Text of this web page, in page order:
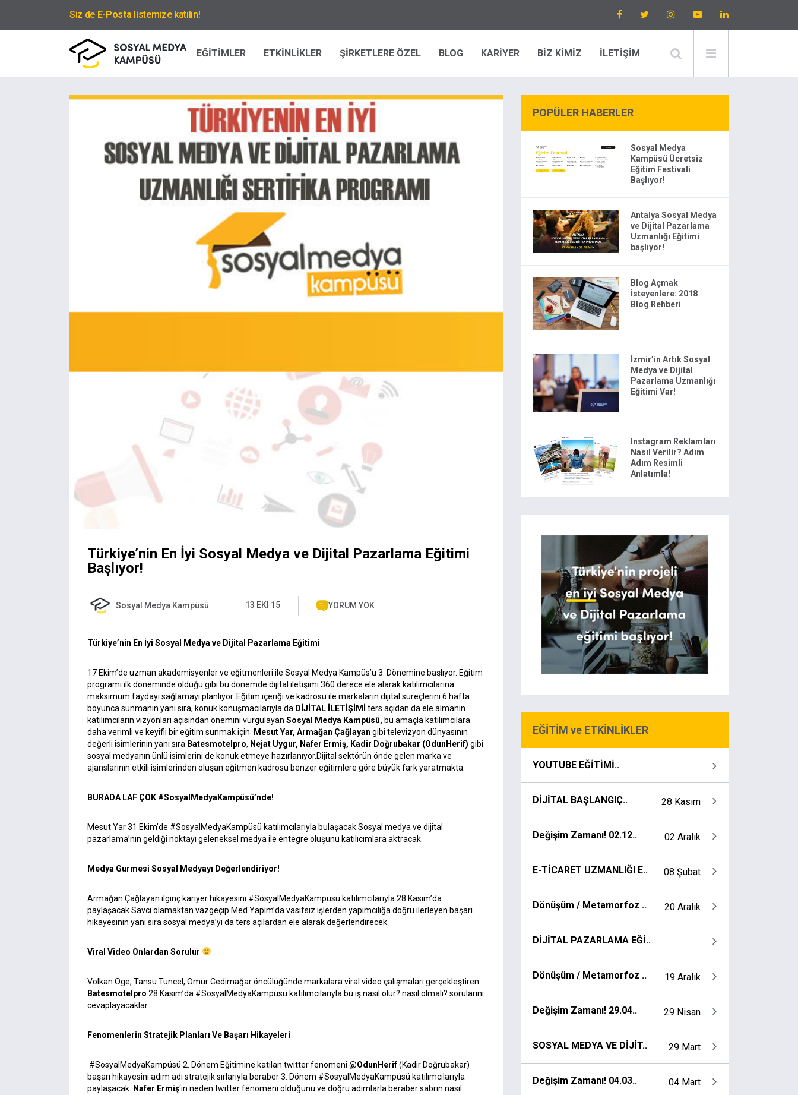
Siz de E-Postalistemize katılın!
EĞİTİMLER ETKİNLİKLER ŞİRKETLERE ÖZEL BLOG KARİYER BİZ KİMİZ İLETİŞİM
Türkiye’nin En İyi Sosyal Medya ve Dijital Pazarlama Eğitimi
Başlıyor!
Sosyal Medya Kampüsü 13 EKI 15 YORUM YOK
Türkiye’nin En İyi Sosyal Medya ve Dijital Pazarlama Eğitimi
17 Ekim’de uzman akademisyenler ve eğitmenleri ile Sosyal Medya Kampüs’ü 3. Dönemine başlıyor. Eğitim
programı ilk döneminde olduğu gibi bu dönemde dijital iletişimi 360 derece ele alarak katılımcılarına
maksimum faydayı sağlamayı planlıyor. Eğitim içeriği ve kadrosu ile markaların dijital süreçlerini 6 hafta
boyunca sunmanın yanı sıra, konuk konuşmacılarıyla da DİJİTAL İLETİŞİMİ ters açıdan da ele almanın
katılımcıların vizyonları açısından önemini vurgulayan Sosyal Medya Kampüsü, bu amaçla katılımcılara
daha verimli ve keyifli bir eğitim sunmak için
Mesut Yar, Armağan Çağlayan gibi televizyon dünyasının
değerli isimlerinin yanı sıra Batesmotelpro, Nejat Uygur, Nafer Ermiş, Kadir Doğrubakar (OdunHerif) gibi
sosyal medyanın ünlü isimlerini de konuk etmeye hazırlanıyor.Dijital sektörün önde gelen marka ve
ajanslarının etkili isimlerinden oluşan eğitmen kadrosu benzer eğitimlere göre büyük fark yaratmakta.
BURADA LAF ÇOK #SosyalMedyaKampüsü’nde!
Mesut Yar 31 Ekim’de #SosyalMedyaKampüsü katılımcılarıyla bulaşacak.Sosyal medya ve dijital
pazarlama’nın geldiği noktayı geleneksel medya ile entegre oluşunu katılıcımlara aktracak.
Medya Gurmesi Sosyal Medyayı Değerlendiriyor!
Armağan Çağlayan ilginç kariyer hikayesini #SosyalMedyaKampüsü katılımcılarıyla 28 Kasım’da
paylaşacak.Savcı olamaktan vazgeçip Med Yapım’da vasıfsız işlerden yapımcılığa doğru ilerleyen başarı
hikayesinin yanı sıra sosyal medya’yı da ters açılardan ele alarak değerlendirecek.
Viral Video Onlardan Sorulur
Volkan Öge, Tansu Tuncel, Ömür Cedimağar öncülüğünde markalara viral video çalışmaları gerçekleştiren
Batesmotelpro 28 Kasım’da #SosyalMedyaKampüsü katılımcılarıyla bu iş nasıl olur? nasıl olmalı? sorularını
cevaplayacaklar.
Fenomenlerin Stratejik Planları Ve Başarı Hikayeleri
#SosyalMedyaKampüsü 2. Dönem Eğitimine katılan twitter fenomeni @OdunHerif(Kadir Doğrubakar)
başarı hikayesini adım adı stratejik sırlarıyla beraber 3. Dönem #SosyalMedyaKampüsü katılımcılarıyla
paylaşacak. Nafer Ermiş‘in neden twitter fenomeni olduğunu ve doğru adımlarla beraber sabrın nasıl
POPÜLER HABERLER
Sosyal Medya
Kampüsü Ücretsiz
Eğitim Festivali
Başlıyor!
Antalya Sosyal Medya
ve Dijital Pazarlama
Uzmanlığı Eğitimi
başlıyor!
Blog Açmak
İsteyenlere: 2018
Blog Rehberi
İzmir’in Artık Sosyal
Medya ve Dijital
Pazarlama Uzmanlığı
Eğitimi Var!
Instagram Reklamları
Nasıl Verilir? Adım
Adım Resimli
Anlatımla!
EĞİTİM ve ETKİNLİKLER
YOUTUBE EĞİTİMİ..
DİJİTAL BAŞLANGIÇ.. 28 Kasım
Değişim Zamanı! 02.12.. 02 Aralık
E-TİCARET UZMANLIĞI E.. 08 Şubat
Dönüşüm / Metamorfoz .. 20 Aralık
DİJİTAL PAZARLAMA EĞİ..
Dönüşüm / Metamorfoz .. 19 Aralık
Değişim Zamanı! 29.04.. 29 Nisan
SOSYAL MEDYA VE DİJİT.. 29 Mart
Değişim Zamanı! 04.03.. 04 Mart